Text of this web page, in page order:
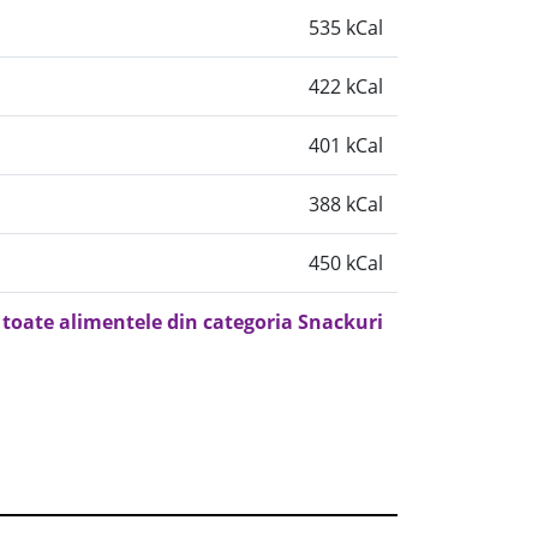
535 kCal
422 kCal
401 kCal
388 kCal
450 kCal
toate alimentele din categoria Snackuri